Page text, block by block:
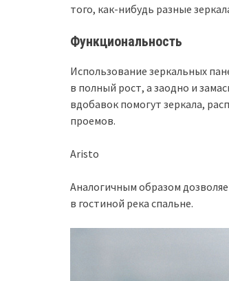
того, как-нибудь разные
Функциональность
Использование зеркальных
в полный рост, а заодно и
вдобавок помогут зеркала,
проемов.
Aristo
Аналогичным образом
в гостиной река спальне.